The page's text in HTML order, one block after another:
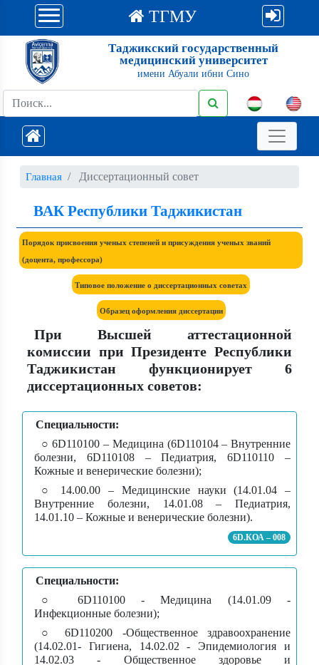
ТГМУ
Таджикский государственный
медицинский университет
имени Абуали ибни Сино
Главная Диссертационный совет
ВАК Республики Таджикистан
Порядок присвоения ученых степеней и присуждения ученых званий
(доцента, профессора)
Типовое положение о диссертационных советах
Образец оформления диссертации
При Высшей аттестационной
комиссии при Президенте Республики
Таджикистан функционирует 6
диссертационных советов:
Специальности:
○ 6D110100 – Медицина (6D110104 – Внутренние
болезни, 6D110108 – Педиатрия, 6D110110 –
Кожные и венерические болезни);
○ 14.00.00 – Медицинские науки (14.01.04 –
Внутренние болезни, 14.01.08 – Педиатрия,
14.01.10 – Кожные и венерические болезни).
6D.КОА – 008
Специальности:
○ 6D110100 - Медицина (14.01.09 -
Инфекционные болезни);
○ 6D110200 -Общественное здравоохранение
(14.02.01- Гигиена, 14.02.02 - Эпидемиология и
14.02.03 - Общественное здоровье и